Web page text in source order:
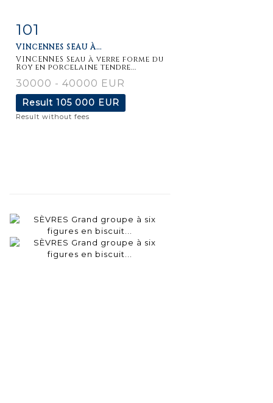
Item detail
101
VINCENNES SEAU À...
VINCENNES Seau à verre forme du
Roy en porcelaine tendre...
30000 - 40000 EUR
Result 105 000 EUR
Result without fees